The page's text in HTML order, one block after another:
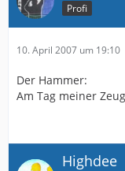
Profi
10. April 2007 um 19:10
Der Hammer:
Am Tag meiner
Highdee